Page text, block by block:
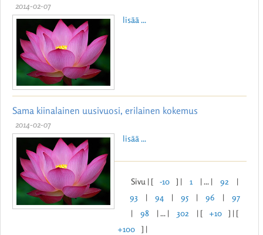
2014-02-07
lisää ...
Sama kiinalainen uusivuosi, erilainen kokemus
2014-02-07
lisää ...
Sivu | [ -10 ] | 1 | ... | 92
|
93
| 94 | 95 | 96 |
97
|
98 | ... | 302 | [ +10
] | [
+100
] |